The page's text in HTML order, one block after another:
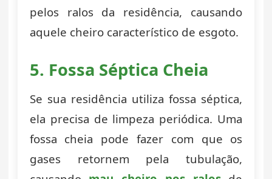
pelos ralos da residência, causando
aquele cheiro característico de esgoto.
5. Fossa Séptica Cheia
Se sua residência utiliza fossa séptica,
ela precisa de limpeza periódica. Uma
fossa cheia pode fazer com que os
gases retornem pela tubulação,